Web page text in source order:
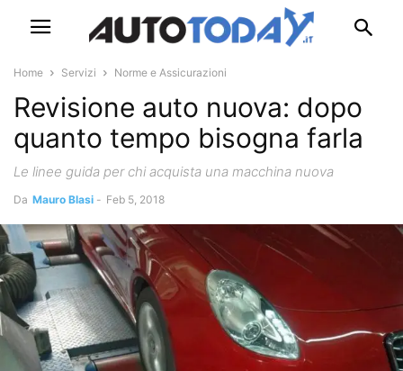
Home Servizi Norme e Assicurazioni
Revisione auto nuova: dopo
quanto tempo bisogna farla
Le linee guida per chi acquista una macchina nuova
Da Mauro Blasi - Feb 5, 2018